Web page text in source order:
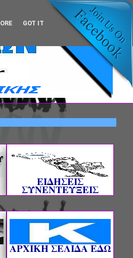
ΕΙΔΗΣΕΙΣ
ΣΥΝΕΝΤΕΥΞΕΙΣ
AΡΧΙΚΗ ΣΕΛΙΔΑ ΕΔΩ
GOT IT